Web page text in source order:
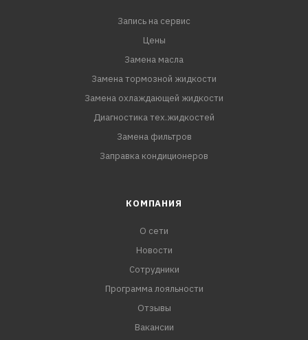
Запись на сервис
Цены
Замена масла
Замена тормозной жидкости
Замена охлаждающей жидкости
Диагностика тех.жидкостей
Замена фильтров
Заправка кондиционеров
КОМПАНИЯ
О сети
Новости
Сотрудники
Программа лояльности
Отзывы
Вакансии